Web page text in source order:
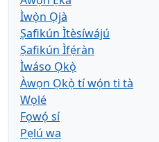
Ìwọ̀n Ọjà
Ṣafikún Ìtèsíwájú
Ṣafikún Ìfẹ́ràn
Ìwáso Ọkọ̀
Àwọn Ọkọ̀ tí wọ́n ti tà
Wọlé
Fọwọ́ sí
Pẹlú wa